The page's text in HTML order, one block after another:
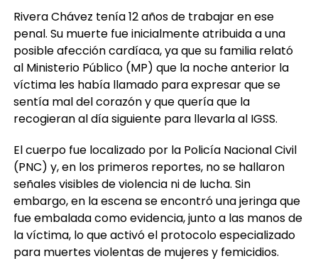
Rivera Chávez tenía 12 años de trabajar en ese
penal. Su muerte fue inicialmente atribuida a una
posible afección cardíaca, ya que su familia relató
al Ministerio Público (MP) que la noche anterior la
víctima les había llamado para expresar que se
sentía mal del corazón y que quería que la
recogieran al día siguiente para llevarla al IGSS.
El cuerpo fue localizado por la Policía Nacional Civil
(PNC) y, en los primeros reportes, no se hallaron
señales visibles de violencia ni de lucha. Sin
embargo, en la escena se encontró una jeringa que
fue embalada como evidencia, junto a las manos de
la víctima, lo que activó el protocolo especializado
para muertes violentas de mujeres y femicidios.